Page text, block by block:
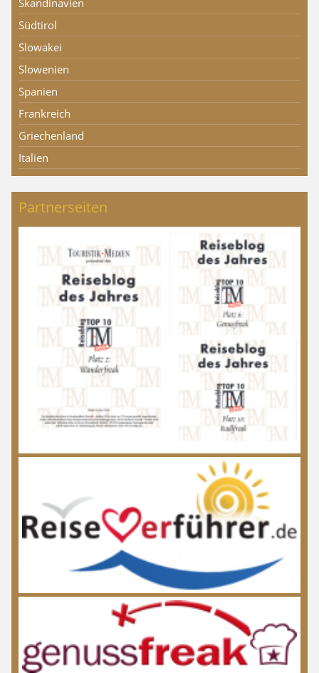
Südtirol
Slowakei
Slowenien
Spanien
Frankreich
Griechenland
Italien
Partnerseiten